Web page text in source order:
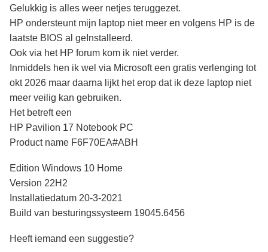
Gelukkig is alles weer netjes teruggezet.
HP ondersteunt mijn laptop niet meer en volgens HP is de
laatste BIOS al geInstalleerd.
Ook via het HP forum kom ik niet verder.
Inmiddels hen ik wel via Microsoft een gratis verlenging tot
okt 2026 maar daarna lijkt het erop dat ik deze laptop niet
meer veilig kan gebruiken.
Het betreft een
HP Pavilion 17 Notebook PC
Product name F6F70EA#ABH
Edition Windows 10 Home
Version 22H2
Installatiedatum ‎20-‎3-‎2021
Build van besturingssysteem 19045.6456
Heeft iemand een suggestie?